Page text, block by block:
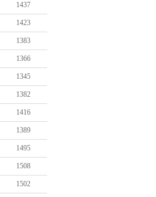
1437
1423
1383
1366
1345
1382
1416
1389
1495
1508
1502